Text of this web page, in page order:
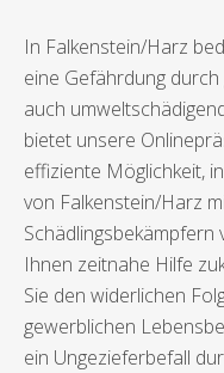
In Falkenstein/Harz
eine Gefährdung
auch
bietet unsere
effiziente Möglichkeit,
von Falkenstein/Harz
Ihnen zeitnahe Hilfe
Sie den widerlichen
gewerblichen
ein Ungezieferbefall